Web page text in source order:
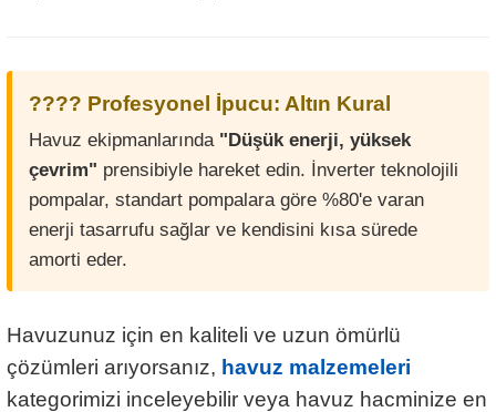
???? Profesyonel İpucu: Altın Kural
Havuz ekipmanlarında "Düşük enerji, yüksek
çevrim" prensibiyle hareket edin. İnverter teknolojili
pompalar, standart pompalara göre %80'e varan
enerji tasarrufu sağlar ve kendisini kısa sürede
amorti eder.
Havuzunuz için en kaliteli ve uzun ömürlü
çözümleri arıyorsanız, havuz malzemeleri
kategorimizi inceleyebilir veya havuz hacminize en